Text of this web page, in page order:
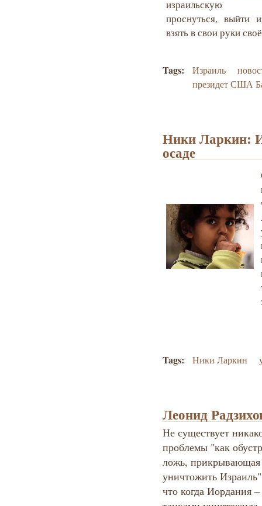
израильскую
проснуться, выйти
взять в свои руки
Tags: Израиль
президет США
Ники Ларкин:
осаде
Tags: Ники Ларкин
Леонид
Не существует
проблемы "как
ложь, прикрывающая
уничтожить
что когда Иордания